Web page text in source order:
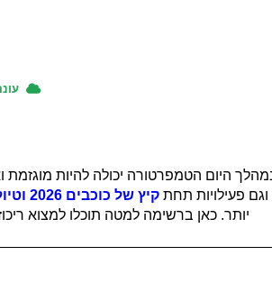
היום הטמפרטורה יכולה להיות
פעילויות תחת קיץ של כוכבים2026
יותר. כאן ברשימה למטה תוכלו למצוא